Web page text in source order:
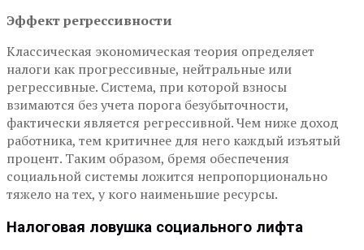
Эффект регрессивности
Классическая экономическая теория определяет
налоги как прогрессивные, нейтральные или
регрессивные. Система, при которой взносы
взимаются без учета порога безубыточности,
фактически является регрессивной. Чем ниже доход
работника, тем критичнее для него каждый изъятый
процент. Таким образом, бремя обеспечения
социальной системы ложится непропорционально
тяжело на тех, у кого наименьшие ресурсы.
Налоговая ловушка социального лифта